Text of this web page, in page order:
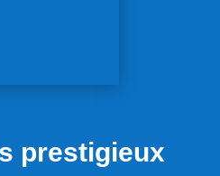
prestigieux